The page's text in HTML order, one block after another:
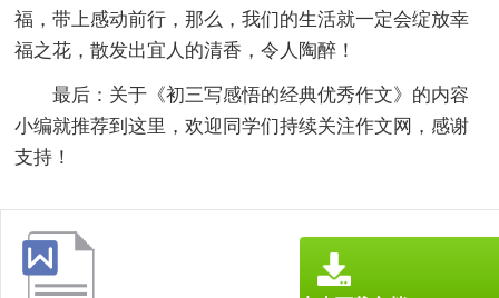
福，带上感动前行，那么，我们的生活就一定会绽放幸
福之花，散发出宜人的清香，令人陶醉！
最后： 关于《初三写感悟的经典优秀作文》的内容
小编就推荐到这里，欢迎同学们持续关注作文网，感谢
支持！